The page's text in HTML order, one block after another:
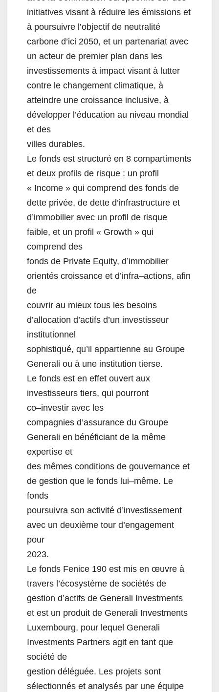
initiatives visant à réduire les émissions et
à poursuivre l’objectif de neutralité
carbone d’ici 2050, et un partenariat avec
un acteur de premier plan dans les
investissements à impact visant à lutter
contre le changement climatique, à
atteindre une croissance inclusive, à
développer l’éducation au niveau mondial
et des
villes durables.
Le fonds est structuré en 8 compartiments
et deux profils de risque : un profil
« Income » qui comprend des fonds de
dette privée, de dette d’infrastructure et
d’immobilier avec un profil de risque
faible, et un profil « Growth » qui
comprend des
fonds de Private Equity, d’immobilier
orientés croissance et d’infra–actions, afin
de
couvrir au mieux tous les besoins
d’allocation d’actifs d’un investisseur
institutionnel
sophistiqué, qu’il appartienne au Groupe
Generali ou à une institution tierse.
Le fonds est en effet ouvert aux
investisseurs tiers, qui pourront
co–investir avec les
compagnies d’assurance du Groupe
Generali en bénéficiant de la même
expertise et
des mêmes conditions de gouvernance et
de gestion que le fonds lui–même. Le
fonds
poursuivra son activité d’investissement
avec un deuxième tour d’engagement
pour
2023.
Le fonds Fenice 190 est mis en œuvre à
travers l’écosystème de sociétés de
gestion d’actifs de Generali Investments
et est un produit de Generali Investments
Luxembourg, pour lequel Generali
Investments Partners agit en tant que
société de
gestion déléguée. Les projets sont
sélectionnés et analysés par une équipe